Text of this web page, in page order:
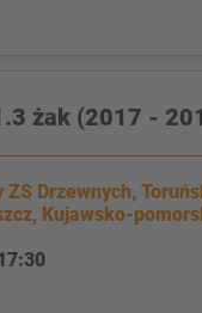
żak (2017 -
ZS Drzewnych,
Kujawsko-